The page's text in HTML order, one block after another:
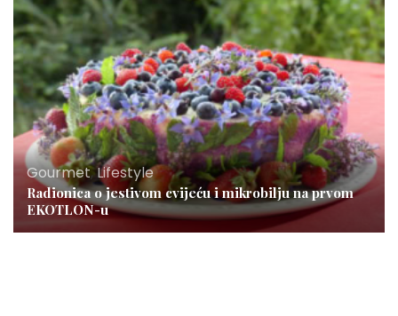
Gourmet,Lifestyle
Radionica o jestivom cvijeću i mikrobilju na prvom
EKOTLON-u